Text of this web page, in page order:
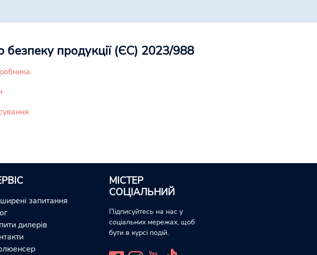
безпеку продукції (ЄС) 2023/988
запитання
дилерів
МІСТЕР
СОЦІАЛЬНИЙ
Підписуйтесь на нас у
соціальних мережах, щоб
бути в курсі подій.